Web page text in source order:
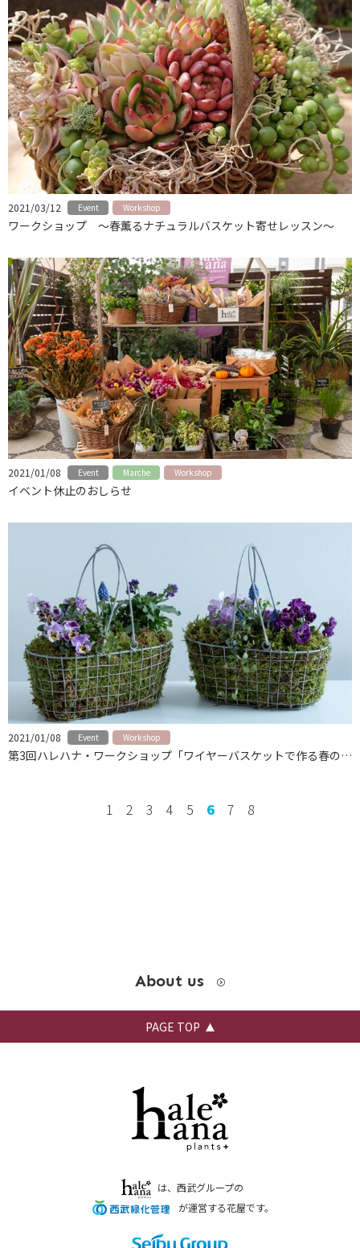
2021/03/12 Event Workshop
ワークショップ ～春薫るナチュラルバスケット寄せレッスン～
2021/01/08 Event Marche Workshop
イベント休止のおしらせ
2021/01/08 Event Workshop
第3回ハレハナ・ワークショップ「ワイヤーバスケットで作る春の寄せ植え」中止のおしらせ
1 2 3 4 5 6 7 8
About us
PAGE TOP
は、西武グループの
が運営する花屋です。